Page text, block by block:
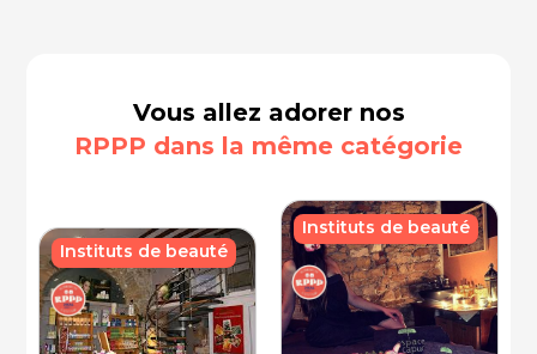
Vous allez adorer nos
RPPP dans la même catégorie
Instituts de beauté
Instituts de beauté